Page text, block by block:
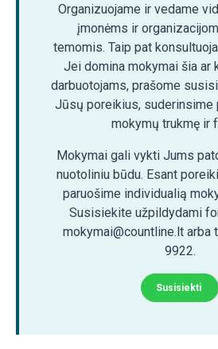
Organizuojame ir vedame
įmonėms ir
temomis. Taip pat
Jei domina mokymai šia ar
darbuotojams, prašome
Jūsų poreikius, suderinsime
mokymų trukmę ir
Mokymai gali vykti Jums
nuotoliniu būdu. Esant
paruošime individualią
Susisiekite užpildydami
mokymai@countline.lt arba
9922.
Susisiekti